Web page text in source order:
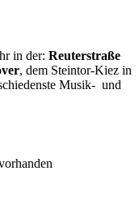
in der: Reuterstraße
, dem Steintor-Kiez in
Musik- und